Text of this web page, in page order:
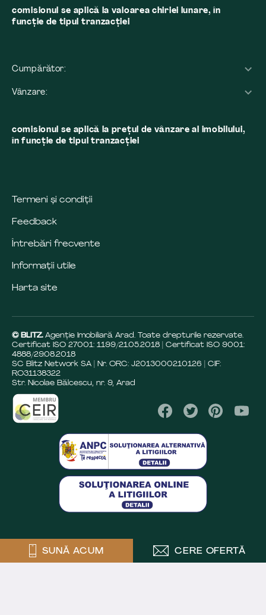
SUNĂ ACUM CERE OFERTĂ
comisionul se aplică la valoarea chiriei lunare, în
funcție de tipul tranzacției
Cumpărător:
Vânzare:
comisionul se aplică la preţul de vânzare al imobilului,
în funcţie de tipul tranzacţiei
Termeni și condiții
Feedback
Întrebări frecvente
Informații utile
Harta site
© BLITZ. Agenție Imobiliară Arad. Toate drepturile rezervate.
Certificat ISO 27001: 1199/21.05.2018 | Certificat ISO 9001:
4888/29.08.2018
SC Blitz Network SA | Nr. ORC: J2013000210126 | CIF:
RO31138322
Str. Nicolae Bălcescu, nr. 9, Arad